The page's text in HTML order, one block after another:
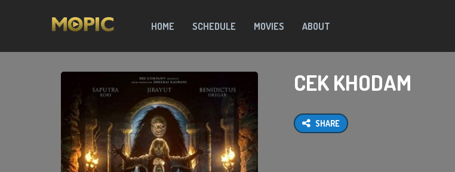
HOME SCHEDULE MOVIES ABOUT
CEK KHODAM
SHARE